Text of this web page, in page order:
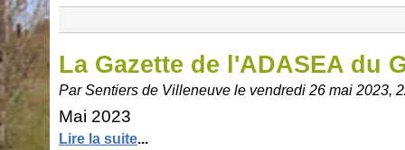
La Gazette de l'ADASEA du
Par Sentiers de Villeneuve le vendredi 26 mai 2023,
Mai 2023
Lire la suite...